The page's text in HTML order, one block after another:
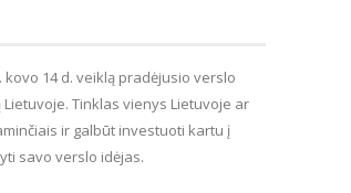
kovo 14 d. veiklą pradėjusio verslo
Tinklas vienys Lietuvoje ar
ir galbūt investuoti kartu į
savo verslo idėjas.